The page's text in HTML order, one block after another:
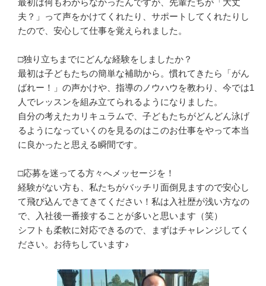
夫？」って声をかけてくれたり、サポートしてくれたりし
たので、安心して仕事を覚えられました。
□独り立ちまでにどんな経験をしましたか？
最初は子どもたちの簡単な補助から。慣れてきたら「がん
ばれー！」の声かけや、指導のノウハウを教わり、今では1
人でレッスンを組み立てられるようになりました。
自分の考えたカリキュラムで、子どもたちがどんどん泳げ
るようになっていくのを見るのはこのお仕事をやって本当
に良かったと思える瞬間です。
□応募を迷ってる方々へメッセージを！
経験がない方も、私たちがバッチリ面倒見ますので安心し
て飛び込んできてきてください！私は入社歴が浅い方なの
で、入社後一番接することが多いと思います（笑）
シフトも柔軟に対応できるので、まずはチャレンジしてく
ださい。お待ちしています♪